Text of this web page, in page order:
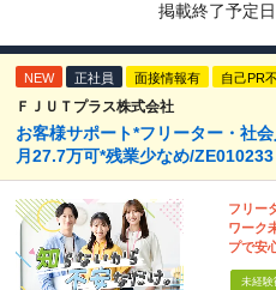
掲載終了予定日
NEW 正社員 面接情報有 自己PR
ＦＪＵＴプラス株式会社
お客様サポート*フリーター・社
月27.7万可*残業少なめ/ZE010233
フリー
ワーク
プで安
未経験